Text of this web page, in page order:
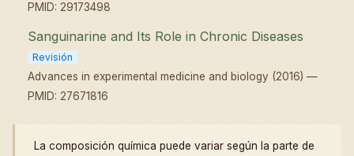
PMID: 29173498
Sanguinarine and Its Role in Chronic Diseases
Revisión
Advances in experimental medicine and biology (2016) —
PMID: 27671816
La composición química puede variar según la parte de